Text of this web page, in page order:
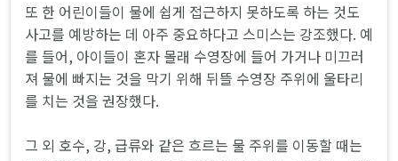
또 한 어린이들이 물에 쉽게 접근하지 못하도록 하는 것도
사고를 예방하는 데 아주 중요하다고 스미스는 강조했다. 예
를 들어, 아이들이 혼자 몰래 수영장에 들어 가거나 미끄러
져 물에 빠지는 것을 막기 위해 뒤뜰 수영장 주위에 울타리
를 치는 것을 권장했다.
그 외 호수, 강, 급류와 같은 흐르는 물 주위를 이동할 때는